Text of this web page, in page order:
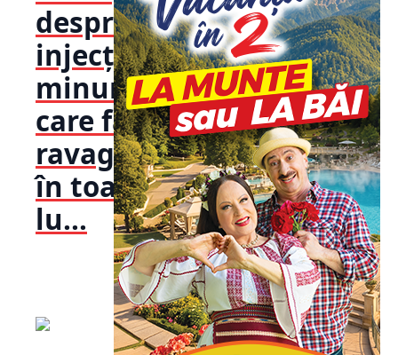
despre
injecțiile-
minune
care fac
ravagii
în toată
lu...